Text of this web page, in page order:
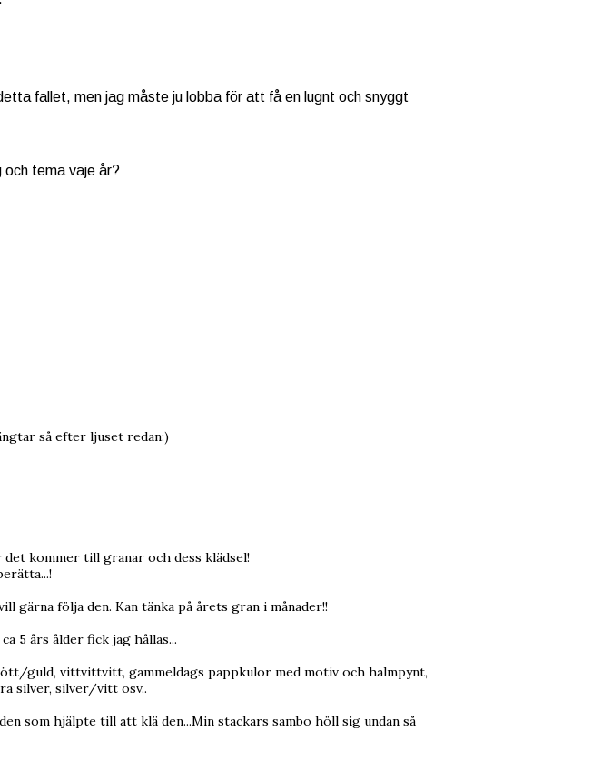
fallet, men jag måste ju lobba för att få en lugnt och snyggt
och tema vaje år?
så efter ljuset redan:)
det kommer till granar och dess klädsel!
gärna följa den. Kan tänka på årets gran i månader!!
5 års ålder fick jag hållas...
guld, vittvittvitt, gammeldags pappkulor med motiv och halmpynt,
silver, silver/vitt osv..
som hjälpte till att klä den...Min stackars sambo höll sig undan så